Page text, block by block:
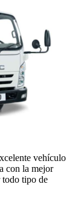
vehículo
con la mejor
todo tipo de